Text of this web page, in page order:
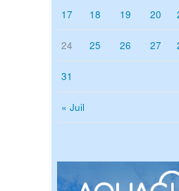
« Juil
17 18 19 20
24 25 26 27
31